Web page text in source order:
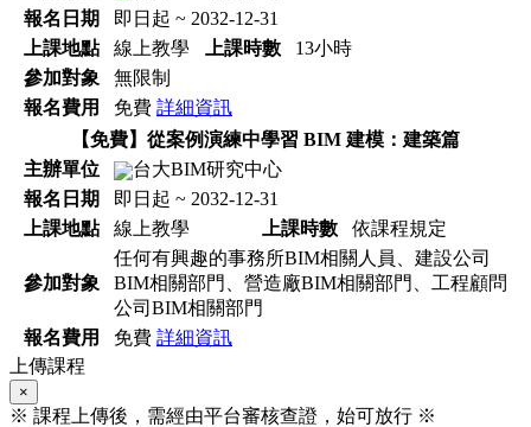
報名日期
即日起 ~ 2032-12-31
上課地點
線上教學 上課時數
13小時
參加對象
無限制
報名費用
免費 詳細資訊
【免費】從案例演練中學習 BIM 建模：建築篇
主辦單位
台大BIM研究中心
報名日期
即日起 ~ 2032-12-31
上課地點
線上教學 上課時數 依課程規定
參加對象
任何有興趣的事務所BIM相關人員、建設公司
BIM相關部門、營造廠BIM相關部門、工程顧問
公司BIM相關部門
報名費用
免費 詳細資訊
上傳課程
×
※ 課程上傳後，需經由平台審核查證，始可放行 ※